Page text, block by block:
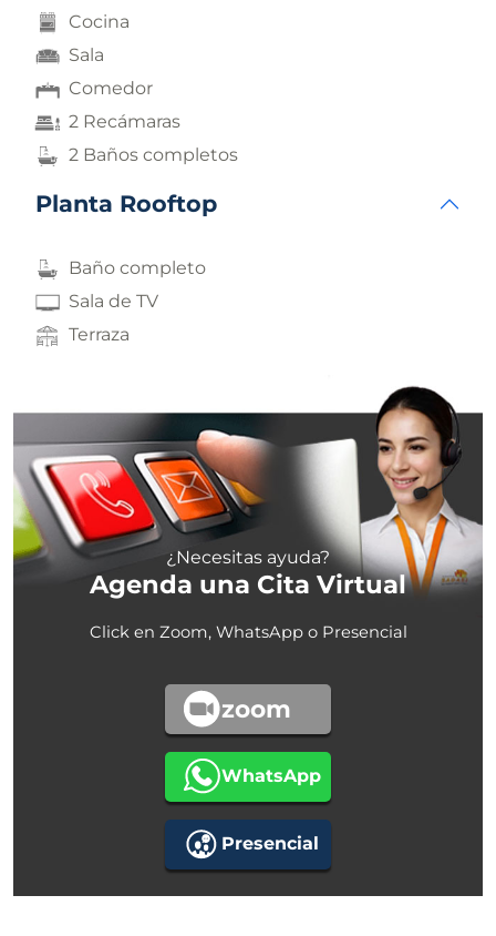
Cocina
Sala
Comedor
2 Recámaras
2 Baños completos
Planta Rooftop
Baño completo
Sala de TV
Terraza
¿Necesitas ayuda?
Agenda una Cita Virtual
Click en Zoom, WhatsApp o Presencial
zoom
WhatsApp
Presencial